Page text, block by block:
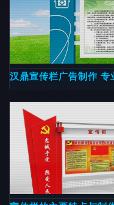
汉鼎宣传栏广告制作